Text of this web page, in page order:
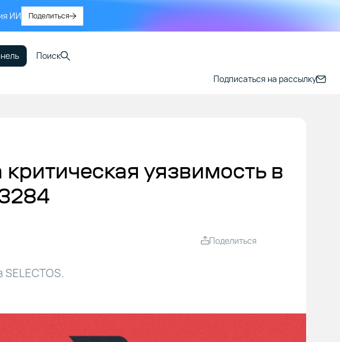
ИИ Поделиться
Поиск
Подписаться на рассылку
уязвимость в
Поделиться